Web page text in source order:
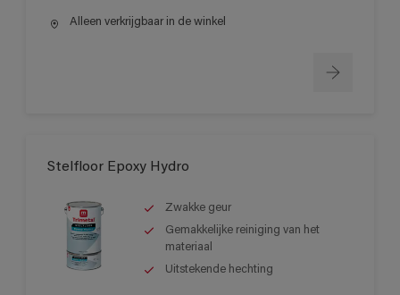
Alleen verkrijgbaar in de winkel
Stelfloor Epoxy Hydro
Zwakke geur
Gemakkelijke reiniging van het
materiaal
Uitstekende hechting